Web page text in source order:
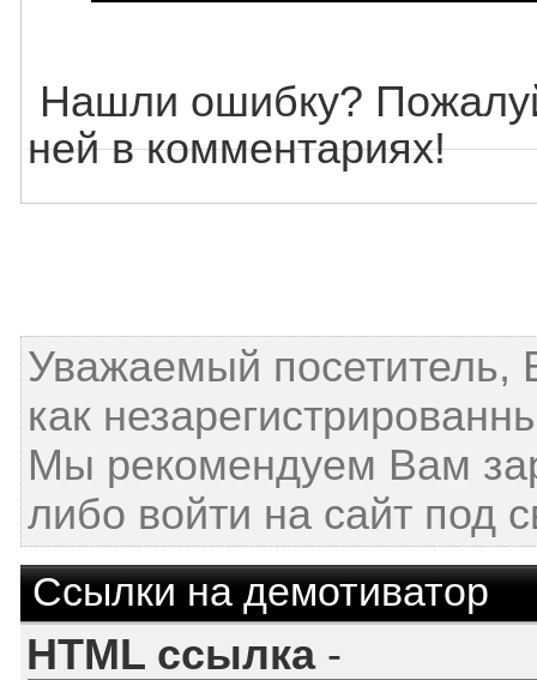
Нашли ошибку?
ней в комментариях!
Уважаемый посетитель,
как
Мы рекомендуем Вам
либо войти на сайт под
Ссылки на демотиватор
HTML ссылка-